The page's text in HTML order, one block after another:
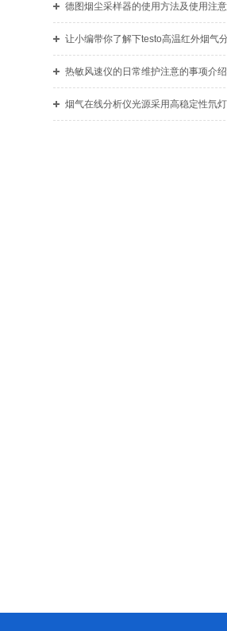
热敏风速仪的日常维护注意的事项介绍